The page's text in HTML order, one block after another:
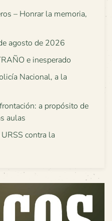
– Honrar la memoria,
agosto de 2026
e inesperado
Nacional, a la
a propósito de
aulas
contra la